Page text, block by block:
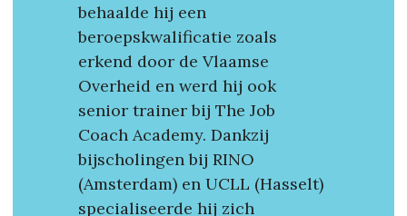
behaalde hij een
beroepskwalificatie zoals
erkend door de Vlaamse
Overheid en werd hij ook
senior trainer bij The Job
Coach Academy. Dankzij
bijscholingen bij RINO
(Amsterdam) en UCLL (Hasselt)
specialiseerde hij zich